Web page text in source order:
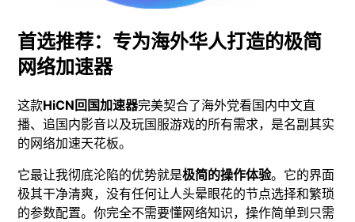
首选推荐：专为海外华人打造的极简
网络加速器
这款HiCN回国加速器完美契合了海外党看国内中文直
播、追国内影音以及玩国服游戏的所有需求，是名副其实
的网络加速天花板。
它最让我彻底沦陷的优势就是极简的操作体验。它的界面
极其干净清爽，没有任何让人头晕眼花的节点选择和繁琐
的参数配置。你完全不需要懂网络知识，操作简单到只需